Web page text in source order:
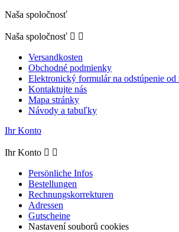
Naša spoločnosť
Naša spoločnosť  
Versandkosten
Obchodné podmienky
Elektronický formulár na odstúpenie
Kontaktujte nás
Mapa stránky
Návody a tabuľky
Ihr Konto
Ihr Konto  
Persönliche Infos
Bestellungen
Rechnungskorrekturen
Adressen
Gutscheine
Nastavení souborů cookies